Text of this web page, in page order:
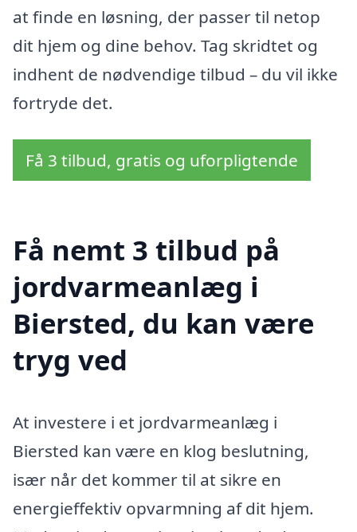
at finde en løsning, der passer til netop
dit hjem og dine behov. Tag skridtet og
indhent de nødvendige tilbud – du vil ikke
fortryde det.
Få 3 tilbud, gratis og uforpligtende
Få nemt 3 tilbud på
jordvarmeanlæg i
Biersted, du kan være
tryg ved
At investere i et jordvarmeanlæg i
Biersted kan være en klog beslutning,
især når det kommer til at sikre en
energieffektiv opvarmning af dit hjem.